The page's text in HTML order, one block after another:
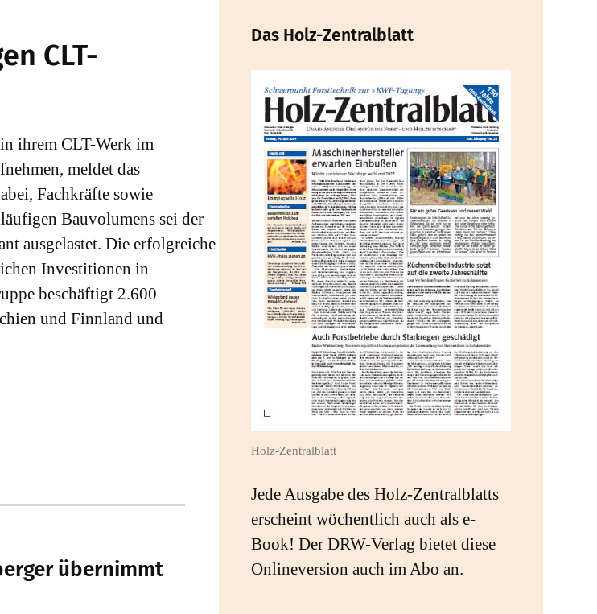
CLT-
ihrem CLT-Werk im
meldet das
Fachkräfte sowie
Bauvolumens sei der
ausgelastet. Die erfolgreiche
Investitionen in
beschäftigt 2.600
und Finnland und
übernimmt
Das Holz-Zentralblatt
Holz-Zentralblatt
Jede Ausgabe des Holz-Zentralblatts
erscheint wöchentlich auch als e-
Book! Der DRW-Verlag bietet diese
Onlineversion auch im Abo an.